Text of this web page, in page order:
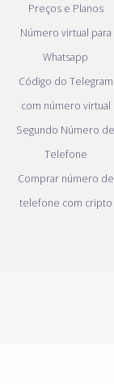
Preços e Planos
Número virtual para
Whatsapp
Código do Telegram
com número virtual
Segundo Número de
Telefone
Comprar número de
telefone com cripto